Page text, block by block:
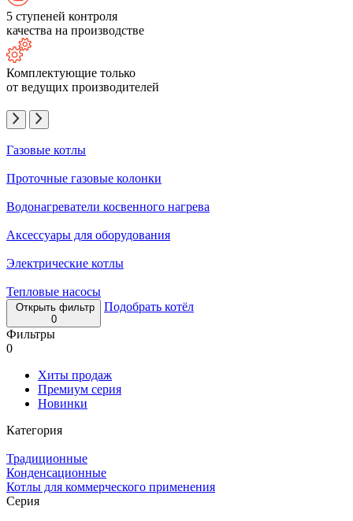
5 ступеней контроля
качества на производстве
Комплектующие только
от ведущих производителей
Газовые котлы
Проточные газовые колонки
Водонагреватели косвенного нагрева
Аксессуары для оборудования
Электрические котлы
Тепловые насосы
Открыть фильтр
0
Подобрать котёл
Фильтры
0
Хиты продаж
Премиум серия
Новинки
Категория
Традиционные
Конденсационные
Котлы для коммерческого применения
Серия